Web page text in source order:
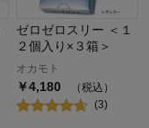
ゼロゼロスリー ＜１
２個入り×３箱＞
オカモト
￥4,180
（税込）
(3)